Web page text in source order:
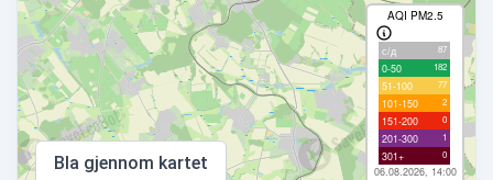
AQI PM2.5
с/д 87
0-50 182
51-100 77
101-150 2
151-200 0
201-300 1
301+ 0
06.08.2026, 14:00
Bla gjennom kartet